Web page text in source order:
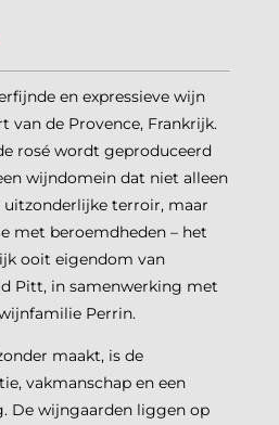
en expressieve wijn
de Provence, Frankrijk.
rosé wordt geproduceerd
wijndomein dat niet alleen
terroir, maar
met beroemdheden – het
ooit eigendom van
Pitt, in samenwerking met
Perrin.
maakt, is de
vakmanschap en een
De wijngaarden liggen op